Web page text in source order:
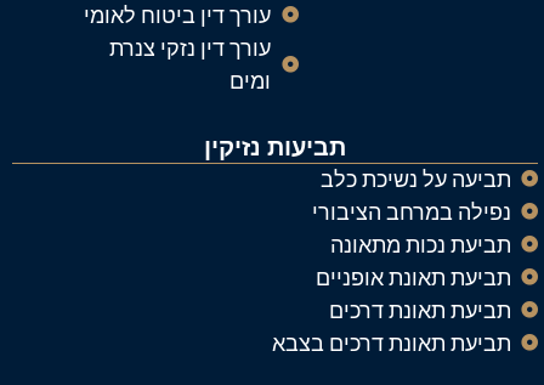
עורך דין ביטוח לאומי
עורך דין נזקי צנרת
ומים
תביעות נזיקין
תביעה על נשיכת כלב
נפילה במרחב הציבורי
תביעת נכות מתאונה
תביעת תאונת אופניים
תביעת תאונת דרכים
תביעת תאונת דרכים בצבא